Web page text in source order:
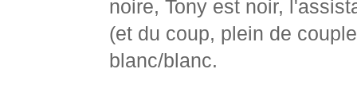
noire, Tony est noir,
(et du coup, plein de
blanc/blanc.